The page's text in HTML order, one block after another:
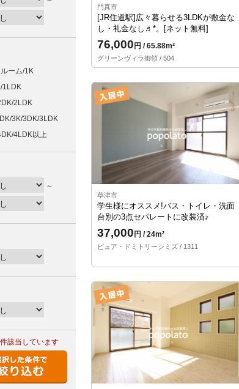
門真市
[JR住道駅]広々暮らせる3LDKが敷金な
し・礼金なし♬*。[ネット無料]
76,000 円 / 65.88m²
グリーンヴィラ御領 / 504
草津市
学生様にオススメ!バス・トイレ・洗面
台別の3点セパレートに改装済♪
37,000 円 / 24m²
ピュア・ドミトリーシミズ / 1311
ーム/1K
1LDK
2LDK
3K/3DK/3LDK
4LDK以上
～
該当しています